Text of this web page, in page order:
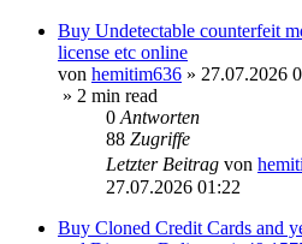
Buy Undetectable counterfeit
license etc online
von hemitim636 » 27.07.2026
» 2 min read
0 Antworten
88 Zugriffe
Letzter Beitrag von
27.07.2026 01:22
Buy Cloned Credit Cards and